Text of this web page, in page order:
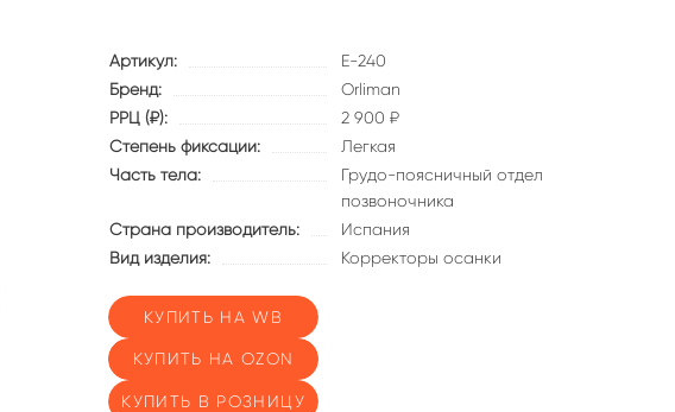
Артикул:
E-240
Бренд:
Orliman
РРЦ (₽):
2 900 ₽
Степень фиксации:
Легкая
Часть тела:
Грудо-поясничный отдел
позвоночника
Страна производитель:
Испания
Вид изделия:
Корректоры осанки
КУПИТЬ НА WB
КУПИТЬ НА OZON
КУПИТЬ В РОЗНИЦУ